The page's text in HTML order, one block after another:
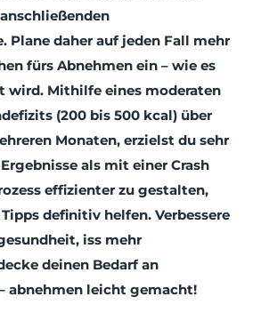
Plane daher auf jeden Fall mehr
fürs Abnehmen ein – wie es
wird. Mithilfe eines moderaten
(200 bis 500 kcal) über
Monaten, erzielst du sehr
als mit einer Crash
effizienter zu gestalten,
definitiv helfen. Verbessere
iss mehr
deinen Bedarf an
abnehmen leicht gemacht!